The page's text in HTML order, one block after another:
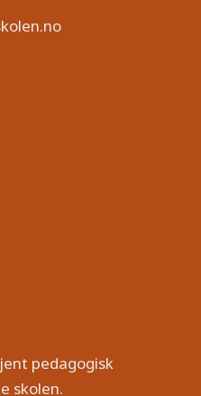
pedagogisk
skolen.